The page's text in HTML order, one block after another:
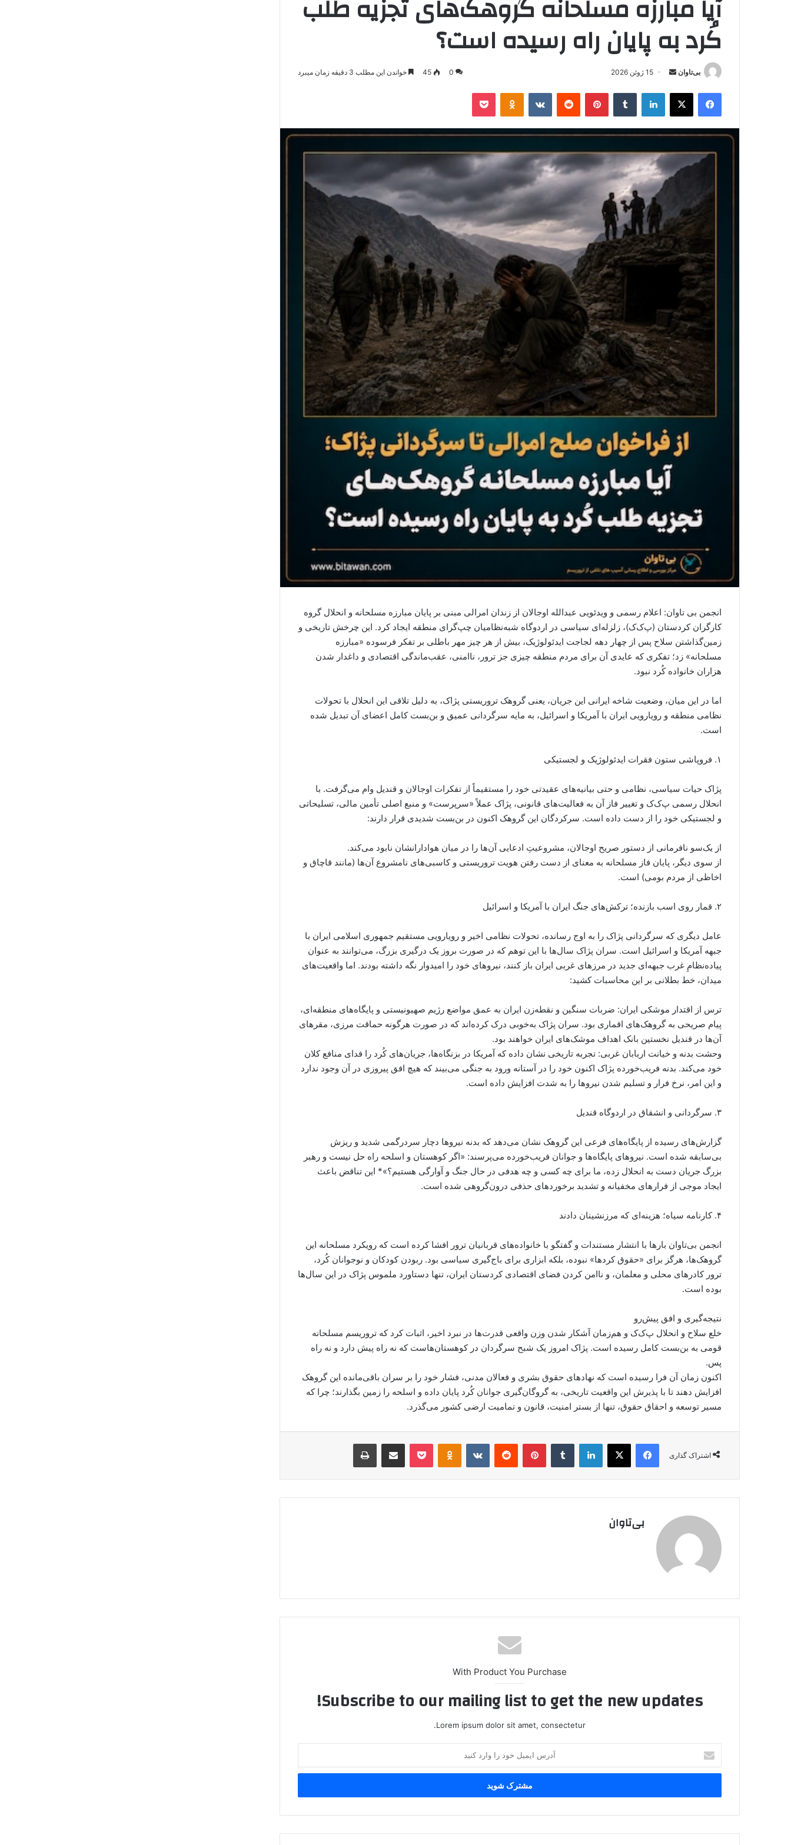
آیا مبارزه مسلحانه گروهک‌های تجزیه طلب
کُرد به پایان راه رسیده است؟
بی‌تاوان
ل
ی
م
15 ژوئن 2026 0
45 خواندن این مطلب 3 دقیقه زمان میبرد
فیس بوک لینکدین ‫پین‌ترست ‫رددیت
انجمن بی تاوان: اعلام رسمی و ویدئویی عبدالله اوجالان از زندان امرالی مبنی بر پایان مبارزه مسلحانه و انحلال گروه
کارگران کردستان (پ‌ک‌ک)، زلزله‌ای سیاسی در اردوگاه شبه‌نظامیان چپ‌گرای منطقه ایجاد کرد. این چرخش تاریخی و
زمین‌گذاشتن سلاح پس از چهار دهه لجاجت ایدئولوژیک، بیش از هر چیز مهر باطلی بر تفکر فرسوده «مبارزه
مسلحانه» زد؛ تفکری که عایدی آن برای مردم منطقه چیزی جز ترور، ناامنی، عقب‌ماندگی اقتصادی و داغدار شدن
هزاران خانواده کُرد نبود.
اما در این میان، وضعیت شاخه ایرانی این جریان، یعنی گروهک تروریستی پژاک، به دلیل تلاقی این انحلال با تحولات
نظامی منطقه و رویارویی ایران با آمریکا و اسرائیل، به مایه سرگردانی عمیق و بن‌بست کامل اعضای آن تبدیل شده
است.
۱. فروپاشی ستون فقرات ایدئولوژیک و لجستیکی
پژاک حیات سیاسی، نظامی و حتی بیانیه‌های عقیدتی خود را مستقیماً از تفکرات اوجالان و قندیل وام می‌گرفت. با
انحلال رسمی پ‌ک‌ک و تغییر فاز آن به فعالیت‌های قانونی، پژاک عملاً «سرپرست» و منبع اصلی تأمین مالی، تسلیحاتی
و لجستیکی خود را از دست داده است. سرکردگان این گروهک اکنون در بن‌بست شدیدی قرار دارند:
از یک‌سو نافرمانی از دستور صریح اوجالان، مشروعیتِ ادعایی آن‌ها را در میان هوادارانشان نابود می‌کند.
از سوی دیگر، پایان فاز مسلحانه به معنای از دست رفتن هویت تروریستی و کاسبی‌های نامشروع آن‌ها (مانند قاچاق و
اخاظی از مردم بومی) است.
۲. قمار روی اسب بازنده؛ ترکش‌های جنگ ایران با آمریکا و اسرائیل
عامل دیگری که سرگردانی پژاک را به اوج رسانده، تحولات نظامی اخیر و رویارویی مستقیم جمهوری اسلامی ایران با
جبهه آمریکا و اسرائیل است. سران پژاک سال‌ها با این توهم که در صورت بروز یک درگیری بزرگ، می‌توانند به عنوان
پیاده‌نظامِ غرب جبهه‌ای جدید در مرزهای غربی ایران باز کنند، نیروهای خود را امیدوار نگه داشته بودند. اما واقعیت‌های
میدان، خط بطلانی بر این محاسبات کشید:
ترس از اقتدار موشکی ایران: ضربات سنگین و نقطه‌زن ایران به عمق مواضع رژیم صهیونیستی و پایگاه‌های منطقه‌ای،
پیام صریحی به گروهک‌های اقماری بود. سران پژاک به‌خوبی درک کرده‌اند که در صورت هرگونه حماقت مرزی، مقرهای
آن‌ها در قندیل نخستین بانک اهداف موشک‌های ایران خواهند بود.
وحشت بدنه و خیانت اربابان غربی: تجربه تاریخی نشان داده که آمریکا در بزنگاه‌ها، جریان‌های کُرد را فدای منافع کلان
خود می‌کند. بدنه فریب‌خورده پژاک اکنون خود را در آستانه ورود به جنگی می‌بیند که هیچ افق پیروزی در آن وجود ندارد
و این امر، نرخ فرار و تسلیم شدن نیروها را به شدت افزایش داده است.
۳. سرگردانی و انشقاق در اردوگاه قندیل
گزارش‌های رسیده از پایگاه‌های فرعی این گروهک نشان می‌دهد که بدنه نیروها دچار سردرگمی شدید و ریزش
بی‌سابقه شده است. نیروهای پایگاه‌ها و جوانان فریب‌خورده می‌پرسند: «اگر کوهستان و اسلحه راه حل نیست و رهبر
بزرگ جریان دست به انحلال زده، ما برای چه کسی و چه هدفی در حال جنگ و آوارگی هستیم؟»* این تناقض باعث
ایجاد موجی از فرارهای مخفیانه و تشدید برخورد‌های حذفی درون‌گروهی شده است.
۴. کارنامه سیاه؛ هزینه‌ای که مرزنشینان دادند
انجمن بی‌تاوان بارها با انتشار مستندات و گفتگو با خانواده‌های قربانیان ترور افشا کرده است که رویکرد مسلحانه این
گروهک‌ها، هرگز برای «حقوق کردها» نبوده، بلکه ابزاری برای باج‌گیری سیاسی بود. ربودن کودکان و نوجوانان کُرد،
ترور کادرهای محلی و معلمان، و ناامن کردن فضای اقتصادی کردستان ایران، تنها دستاورد ملموس پژاک در این سال‌ها
بوده است.
نتیجه‌گیری و افق پیش‌رو
خلع سلاح و انحلال پ‌ک‌ک و هم‌زمان آشکار شدن وزن واقعی قدرت‌ها در نبرد اخیر، اثبات کرد که تروریسم مسلحانه
قومی به بن‌بست کامل رسیده است. پژاک امروز یک شبح سرگردان در کوهستان‌هاست که نه راه پیش دارد و نه راه
پس.
اکنون زمان آن فرا رسیده است که نهادهای حقوق بشری و فعالان مدنی، فشار خود را بر سران باقی‌مانده این گروهک
افزایش دهند تا با پذیرش این واقعیت تاریخی، به گروگان‌گیری جوانان کُرد پایان داده و اسلحه را زمین بگذارند؛ چرا که
مسیر توسعه و احقاق حقوق، تنها از بستر امنیت، قانون و تمامیت ارضی کشور می‌گذرد.
اشتراک گذاری
فیس بوک لینکدین ‫پین‌ترست ‫رددیت پاکت اشتراک گذاری از طریق ایمیل
بی‌تاوان
With Product You Purchase
Subscribe to our mailing list to get the new updates!
Lorem ipsum dolor sit amet, consectetur.
ر
ا
ی